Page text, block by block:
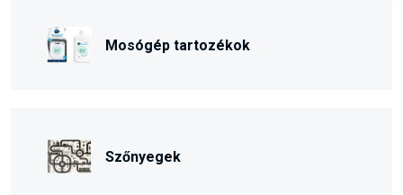
Mosógép tartozékok
Szőnyegek